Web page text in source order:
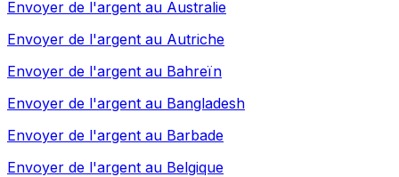
Envoyer de l'argent au Australie
Envoyer de l'argent au Autriche
Envoyer de l'argent au Bahreïn
Envoyer de l'argent au Bangladesh
Envoyer de l'argent au Barbade
Envoyer de l'argent au Belgique